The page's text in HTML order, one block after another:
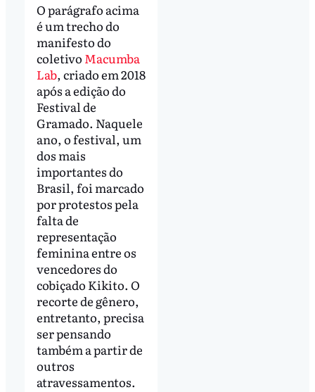
O parágrafo acima
é um trecho do
manifesto do
coletivo Macumba
Lab, criado em 2018
após a edição do
Festival de
Gramado. Naquele
ano, o festival, um
dos mais
importantes do
Brasil, foi marcado
por protestos pela
falta de
representação
feminina entre os
vencedores do
cobiçado Kikito. O
recorte de gênero,
entretanto, precisa
ser pensando
também a partir de
outros
atravessamentos.